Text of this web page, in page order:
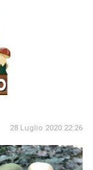
28 Luglio 2020 22:26